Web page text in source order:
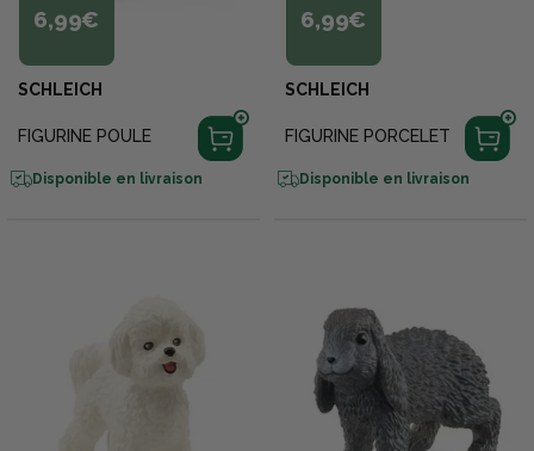
6,99€
SCHLEICH
FIGURINE POULE
Disponible en livraison
6,99€
SCHLEICH
FIGURINE PORCELET
Disponible en livraison